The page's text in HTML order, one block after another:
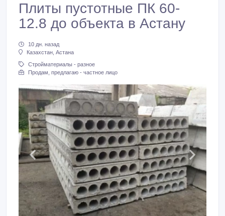
Плиты пустотные ПК 60-
12.8 до объекта в Астану
10 дн. назад
Казахстан, Астана
Стройматериалы - разное
Продам, предлагаю - частное лицо